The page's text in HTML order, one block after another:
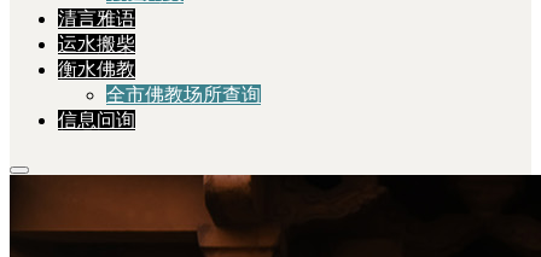
清言雅语
运水搬柴
衡水佛教
全市佛教场所查询
信息问询